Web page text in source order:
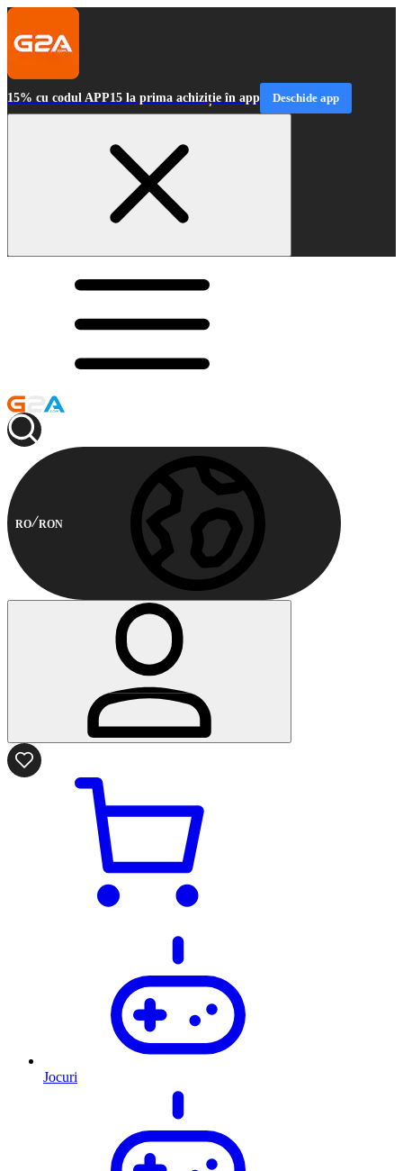
15% cu codul APP15 la prima achiziție în app Deschide app
RO RON
Jocuri